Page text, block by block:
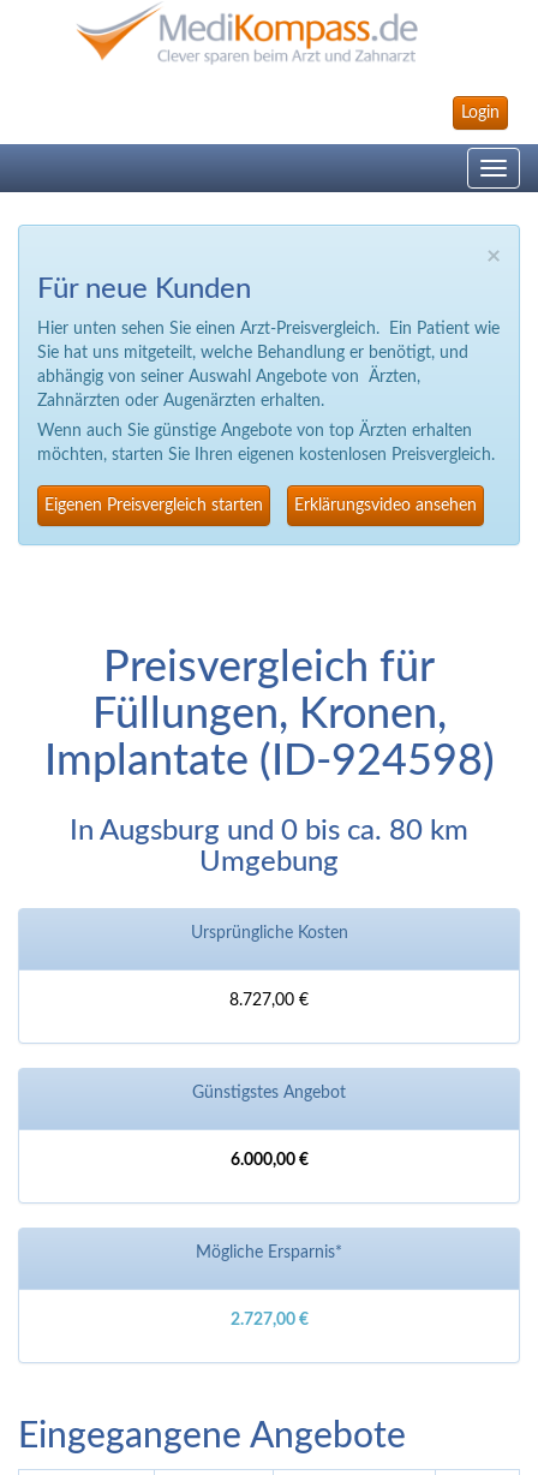
Login
Toggle
×
Für neue Kunden
Hier unten sehen Sie einen Arzt-Preisvergleich. Ein Patient wie
Sie hat uns mitgeteilt, welche Behandlung er benötigt, und
abhängig von seiner Auswahl Angebote von Ärzten,
Zahnärzten oder Augenärzten erhalten.
Wenn auch Sie günstige Angebote von top Ärzten erhalten
möchten, starten Sie Ihren eigenen kostenlosen Preisvergleich.
Eigenen Preisvergleich starten Erklärungsvideo ansehen
Preisvergleich für
Füllungen, Kronen,
Implantate (ID-924598)
In Augsburg und 0 bis ca. 80 km
Umgebung
Ursprüngliche Kosten
8.727,00 €
Günstigstes Angebot
6.000,00 €
Mögliche Ersparnis*
2.727,00 €
Eingegangene Angebote